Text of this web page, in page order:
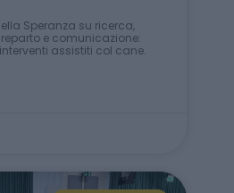
Speranza su ricerca,
e comunicazione:
assistiti col cane.